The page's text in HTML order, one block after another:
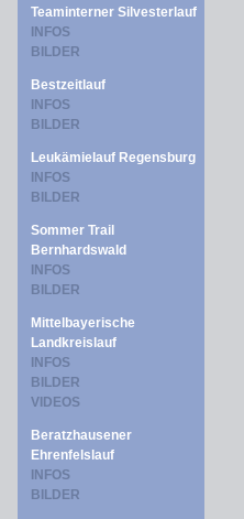
Teaminterner Silvesterlauf
INFOS
BILDER
Bestzeitlauf
INFOS
BILDER
Leukämielauf Regensburg
INFOS
BILDER
Sommer Trail
Bernhardswald
INFOS
BILDER
Mittelbayerische
Landkreislauf
INFOS
BILDER
VIDEOS
Beratzhausener
Ehrenfelslauf
INFOS
BILDER